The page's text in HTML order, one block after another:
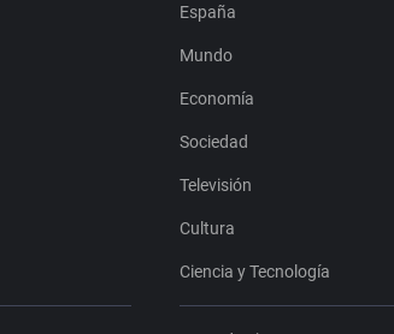
España
Mundo
Economía
Sociedad
Televisión
Cultura
Ciencia y Tecnología